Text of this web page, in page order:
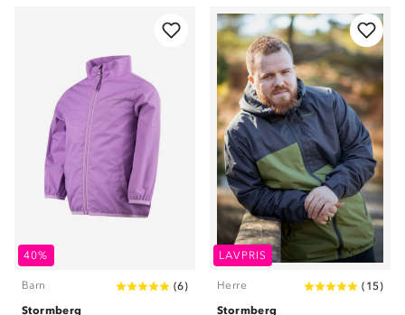
40%
Barn (6)
Stormberg
LAVPRIS
Herre ( 15)
Stormberg